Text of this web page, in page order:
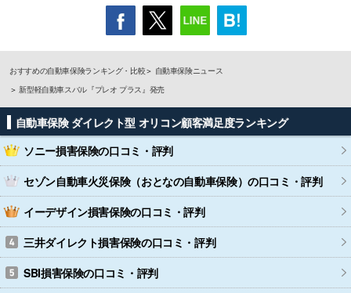
おすすめの自動車保険ランキング・比較
自動車保険ニュース
新型軽自動車スバル『プレオ プラス』発売
自動車保険 ダイレクト型 オリコン顧客満足度ランキング
ソニー損害保険の口コミ・評判
セゾン自動車火災保険（おとなの自動車保険）の口コミ・評判
イーデザイン損害保険の口コミ・評判
三井ダイレクト損害保険の口コミ・評判
SBI損害保険の口コミ・評判